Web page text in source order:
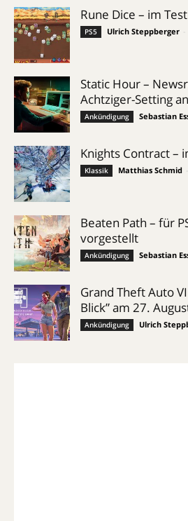
Rune Dice – im
PS5 Ulrich Steppberger
Static Hour –
Achtziger-Setting
Ankündigung Sebastian
Knights Contract –
Klassik Matthias Schmid
Beaten Path – für
vorgestellt
Ankündigung Sebastian
Grand Theft Auto
Blick” am 27.
Ankündigung Ulrich